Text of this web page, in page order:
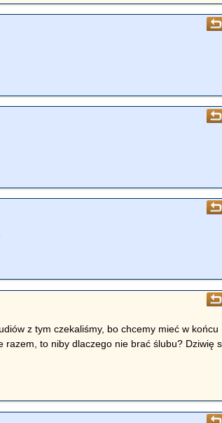
z tym czekaliśmy, bo chcemy mieć w końcu
to niby dlaczego nie brać ślubu? Dziwię